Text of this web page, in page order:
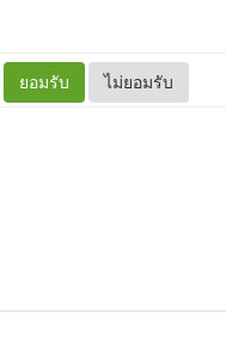
ยอมรับ ไม่ยอมรับ